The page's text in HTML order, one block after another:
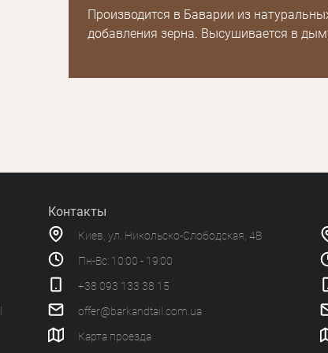
Производится в Баварии из
добавления зерна. Высушивается в
Контакты
Киев, ул. Никольско-Слободская, 4В
Пн-Вс: 10:00 - 19:00
+38 093 133 38 15
offer@barkandtail.com.ua
Карта проезда